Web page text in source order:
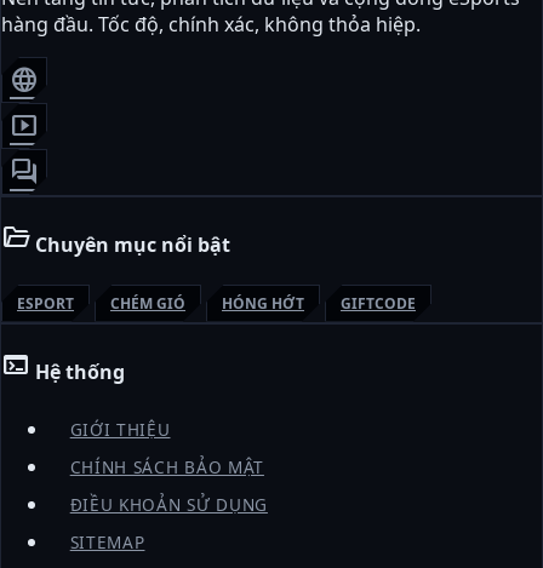
hàng đầu. Tốc độ, chính xác, không thỏa hiệp.
language
smart_display
forum
folder_open Chuyên mục nổi bật
ESPORT CHÉM GIÓ HÓNG HỚT GIFTCODE
terminal Hệ thống
GIỚI THIỆU
CHÍNH SÁCH BẢO MẬT
ĐIỀU KHOẢN SỬ DỤNG
SITEMAP